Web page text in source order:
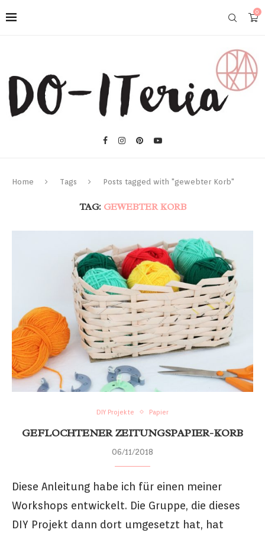
0
Home Tags Posts tagged with "gewebter Korb"
TAG: GEWEBTER KORB
DIY Projekte Papier
GEFLOCHTENER ZEITUNGSPAPIER-KORB
06/11/2018
Diese Anleitung habe ich für einen meiner
Workshops entwickelt. Die Gruppe, die dieses
DIY Projekt dann dort umgesetzt hat, hat